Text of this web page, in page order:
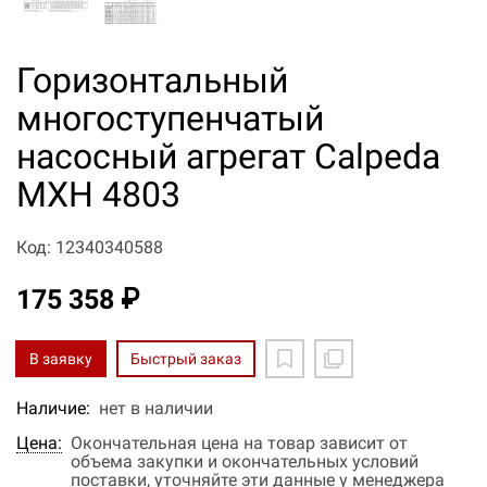
Горизонтальный
многоступенчатый
насосный агрегат Calpeda
MXH 4803
Код: 12340340588
175 358 ₽
В заявку Быстрый заказ
Наличие: нет в наличии
Цена: Окончательная цена на товар зависит от
объема закупки и окончательных условий
поставки, уточняйте эти данные у менеджера